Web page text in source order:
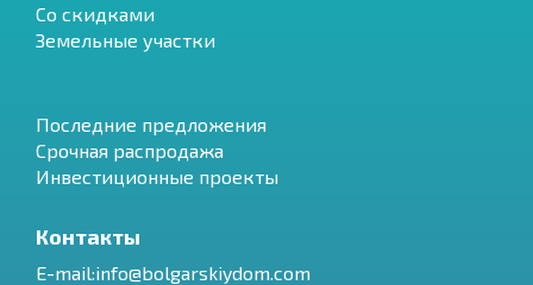
Со скидками
Земельные участки
Последние предложения
Срочная распродажа
Инвестиционные проекты
Контакты
E-mail:info@bolgarskiydom.com